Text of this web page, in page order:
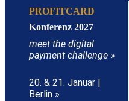
PROFITCARD
Konferenz 2027
meet the digital
payment challenge »
20. & 21. Januar |
Berlin »